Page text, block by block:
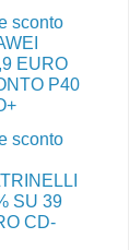
sconto
EURO
P40
sconto
SU 39
CD-